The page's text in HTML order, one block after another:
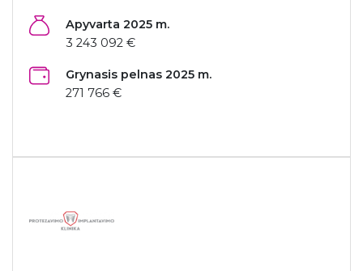
Apyvarta 2025 m.
3 243 092 €
Grynasis pelnas 2025 m.
271 766 €